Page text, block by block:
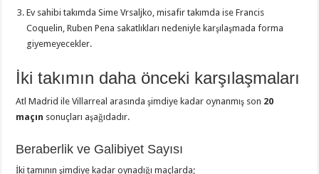
Ev sahibi takımda Sime Vrsaljko, misafir takımda ise Francis
Coquelin, Ruben Pena sakatlıkları nedeniyle karşılaşmada forma
giyemeyecekler.
İki takımın daha önceki karşılaşmaları
Atl Madrid ile Villarreal arasında şimdiye kadar oynanmış son 20
maçın sonuçları aşağıdadır.
Beraberlik ve Galibiyet Sayısı
İki tamının şimdiye kadar oynadığı maçlarda;